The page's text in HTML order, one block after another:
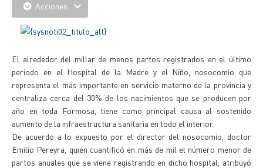
Acciones
El alrededor del millar de menos partos registrados en el último
periodo en el Hospital de la Madre y el Niño, nosocomio que
representa el más importante en servicio materno de la provincia y
centraliza cerca del 30% de los nacimientos que se producen por
año en toda Formosa, tiene como principal causa al sostenido
aumento de la infraestructura sanitaria en todo el interior.
De acuerdo a lo expuesto por el director del nosocomio, doctor
Emilio Pereyra, quién cuantificó en más de mil el número menor de
partos anuales que se viene registrando en dicho hospital, atribuyó